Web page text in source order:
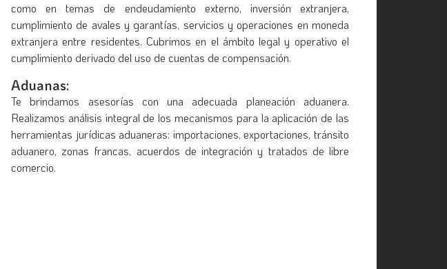
como en temas de endeudamiento externo, inversión extranjera,
cumplimiento de avales y garantías, servicios y operaciones en moneda
extranjera entre residentes. Cubrimos en el ámbito legal y operativo el
cumplimiento derivado del uso de cuentas de compensación.
Aduanas:
Te brindamos asesorías con una adecuada planeación aduanera.
Realizamos análisis integral de los mecanismos para la aplicación de las
herramientas jurídicas aduaneras: importaciones, exportaciones, tránsito
aduanero, zonas francas, acuerdos de integración y tratados de libre
comercio.